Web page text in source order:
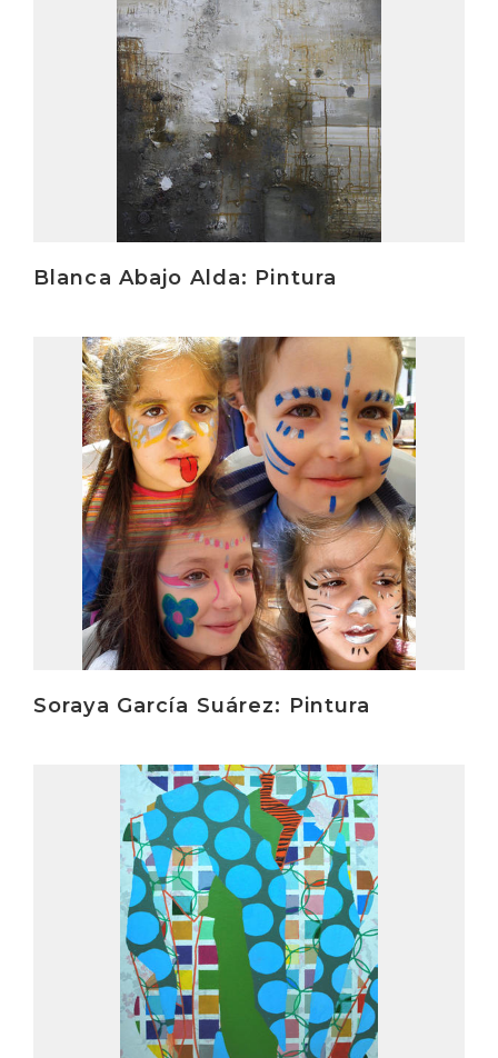
Blanca Abajo Alda: Pintura
Soraya García Suárez: Pintura
Irakurri